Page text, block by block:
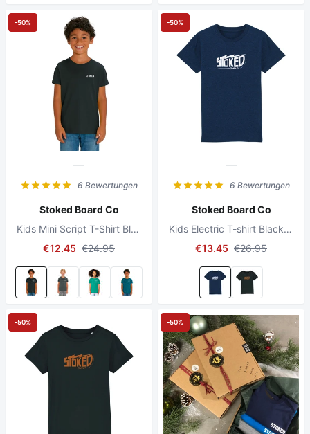
6 Bewertungen
Stoked Board Co
Kids Mini Script T-Shirt Black
€12.45 €24.95
-50%
6 Bewertungen
Stoked Board Co
Kids Electric T-shirt Black Heather Blue
€13.45 €26.95
-50%
-50% -50%